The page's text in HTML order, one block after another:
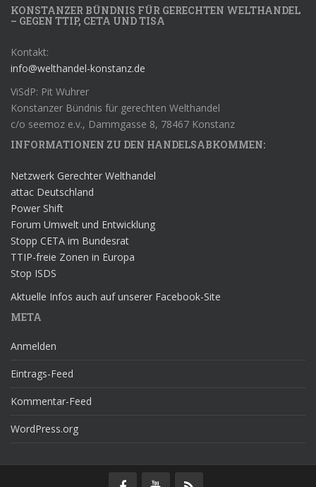
KONSTANZER BÜNDNIS FÜR GERECHTEN WELTHANDEL
– GEGEN TTIP, CETA UND TISA
Kontakt:
info@welthandel-konstanz.de
ViSdP: Pit Wuhrer
Konstanzer Bündnis für gerechten Welthandel
c/o seemoz e.v., Dammgasse 8, 78467 Konstanz
INFORMATIONEN ZU DEN HANDELSABKOMMEN:
Netzwerk Gerechter Welthandel
attac Deutschland
Power Shift
Forum Umwelt und Entwicklung
Stopp CETA im Bundesrat
TTIP-freie Zonen in Europa
Stop ISDS
Aktuelle Infos auch auf unserer Facebook-Site
META
Anmelden
Eintrags-Feed
Kommentar-Feed
WordPress.org